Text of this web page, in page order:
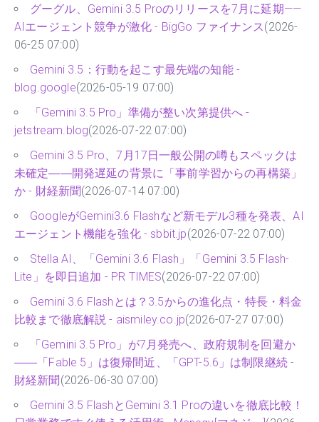
グーグル、Gemini 3.5 Proのリリースを7月に延期——
AIエージェント競争が激化 - BigGo ファイナンス(2026-
06-25 07:00)
Gemini 3.5：行動を起こす最先端の知能 -
blog.google(2026-05-19 07:00)
「Gemini 3.5 Pro」準備が整い次第提供へ -
jetstream.blog(2026-07-22 07:00)
Gemini 3.5 Pro、7月17日一般公開の噂もスペックは
未確定――開発遅延の背景に「事前学習からの再構築」
か - 財経新聞(2026-07-14 07:00)
GoogleがGemini3.6 Flashなど新モデル3種を発表、AI
エージェント機能を強化 - sbbit.jp(2026-07-22 07:00)
Stella AI、「Gemini 3.6 Flash」「Gemini 3.5 Flash-
Lite」を即日追加 - PR TIMES(2026-07-22 07:00)
Gemini 3.6 Flashとは？3.5からの進化点・特長・料金
比較まで徹底解説 - aismiley.co.jp(2026-07-27 07:00)
「Gemini 3.5 Pro」が7月発売へ、政府規制を回避か
――「Fable 5」は復帰間近、「GPT-5.6」は制限継続 -
財経新聞 (2026-06-30 07:00)
Gemini 3.5 FlashとGemini 3.1 Proの違いを徹底比較！